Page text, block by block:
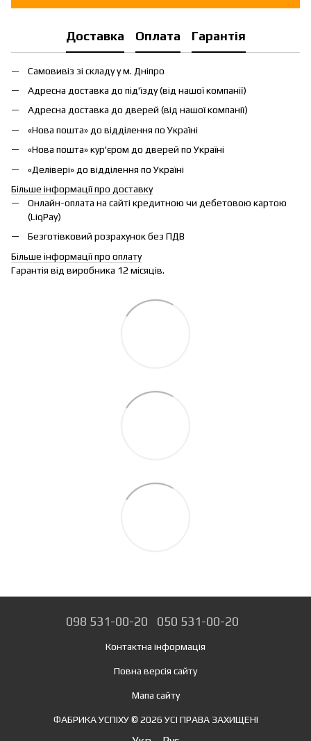
Доставка Оплата Гарантія
Самовивіз зі складу у м. Дніпро
Адресна доставка до під'їзду (від нашої компанії)
Адресна доставка до дверей (від нашої компанії)
«Нова пошта» до відділення по Україні
«Нова пошта» кур'єром до дверей по Україні
«Делівері» до відділення по Україні
Більше інформації про доставку
Онлайн-оплата на сайті кредитною чи дебетовою картою
(LiqPay)
Безготівковий розрахунок без ПДВ
Більше інформації про оплату
Гарантія від виробника 12 місяців.
098 531-00-20 050 531-00-20
Контактна інформація
Повна версія сайту
Мапа сайту
ФАБРИКА УСПІХУ © 2026 УСІ ПРАВА ЗАХИЩЕНІ